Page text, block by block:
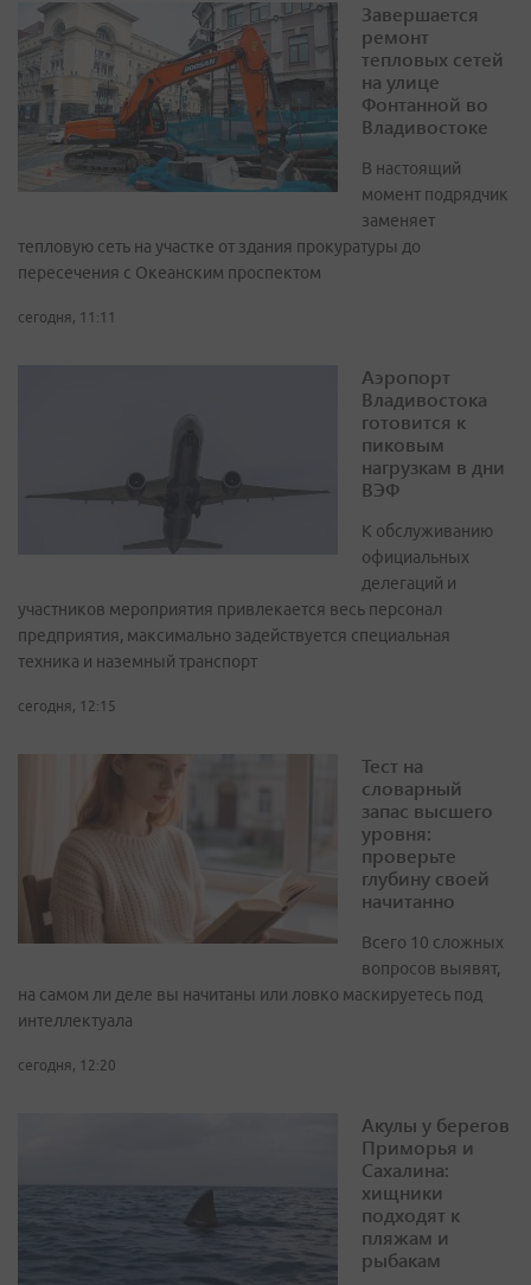
Завершается
ремонт
тепловых сетей
на улице
Фонтанной во
Владивостоке
В настоящий
момент подрядчик
заменяет
тепловую сеть на участке от здания прокуратуры до
пересечения с Океанским проспектом
сегодня, 11:11
Аэропорт
Владивостока
готовится к
пиковым
нагрузкам в дни
ВЭФ
К обслуживанию
официальных
делегаций и
участников мероприятия привлекается весь персонал
предприятия, максимально задействуется специальная
техника и наземный транспорт
сегодня, 12:15
Тест на
словарный
запас высшего
уровня:
проверьте
глубину своей
начитанно
Всего 10 сложных
вопросов выявят,
на самом ли деле вы начитаны или ловко маскируетесь под
интеллектуала
сегодня, 12:20
Акулы у берегов
Приморья и
Сахалина:
хищники
подходят к
пляжам и
рыбакам